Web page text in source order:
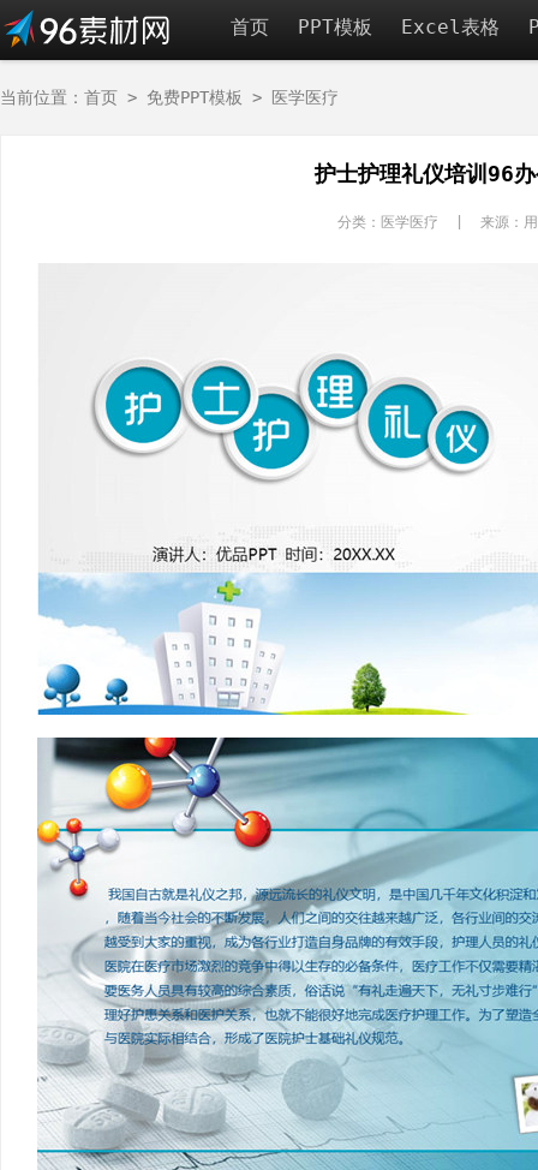
首页 PPT模板 Excel表格
当前位置： 首页 > 免费PPT模板 > 医学医疗
护士护理礼仪培训96
分类：医学医疗 | 来源：